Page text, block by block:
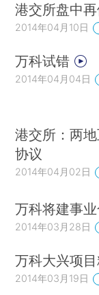
港交所盘中
2014年04月10日
万科试错
2014年04月04日
港交所：两
协议
2014年04月02日
万科将建事
2014年03月28日
万科大兴项
2014年03月19日